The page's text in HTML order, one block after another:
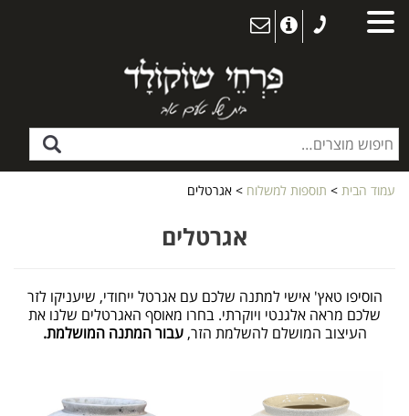
עמוד הבית > תוספות למשלוח > אגרטלים
אגרטלים
הוסיפו טאץ' אישי למתנה שלכם עם אגרטל ייחודי, שיעניקו לזר
שלכם מראה אלגנטי ויוקרתי. בחרו מאוסף האגרטלים שלנו את
העיצוב המושלם להשלמת הזר,עבור המתנה המושלמת.